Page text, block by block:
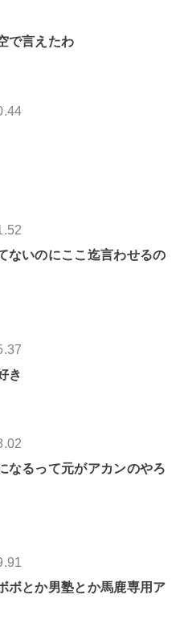
で言えたわ
ないのにここ迄言わせるの
き
なるって元がアカンのやろ
ボとか男塾とか馬鹿専用ア